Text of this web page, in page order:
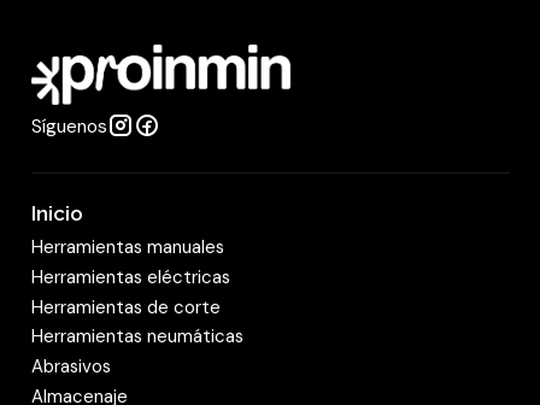
Dimensiones del producto : 460 mm.
Material : Cromo Vanadio mate, cabezas
pulidas
Peso : 60 grs.
d
Síguenos
Inicio
Herramientas manuales
Herramientas eléctricas
Herramientas de corte
Herramientas neumáticas
Abrasivos
Almacenaje